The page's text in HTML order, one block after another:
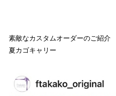
素敵なカスタムオーダーのご紹介
夏カゴキャリー